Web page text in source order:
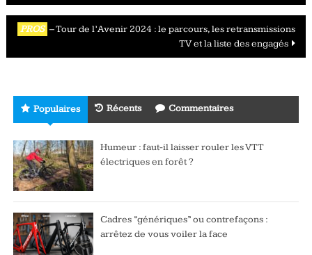
des
articles
PROS – Tour de l’Avenir 2024 : le parcours, les retransmissions
TV et la liste des engagés
Populaires Récents Commentaires
Humeur : faut-il laisser rouler les VTT
électriques en forêt ?
Cadres “génériques” ou contrefaçons :
arrêtez de vous voiler la face